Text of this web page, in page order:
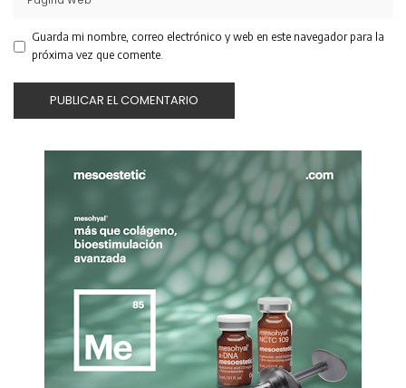
Guarda mi nombre, correo electrónico y web en este navegador para la
próxima vez que comente.